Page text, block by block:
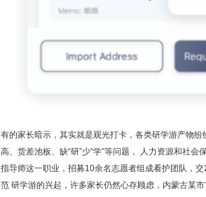
有的家长暗示，其实就是观光打卡，各类研学游产物
高、货差池板、缺“研”少“学”等问题， 人力资源和社
指导师这一职业，招募10余名志愿者组成看护团队，
范 研学游的兴起，许多家长仍然心存顾虑，内蒙古某